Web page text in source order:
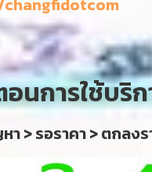
นการใช้บริก
> รอราคา > ตกลงร